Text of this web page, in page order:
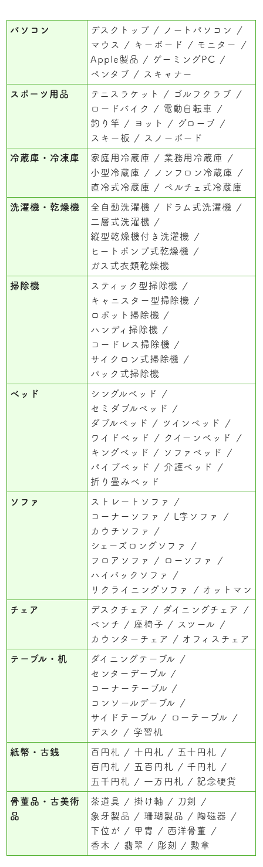
パソコン デスクトップ
ノートパソコン
マウス
キーボード
モニター
Apple製品
ゲーミングPC
ペンタブ
スキャナー
スポーツ用品 テニスラケット
ゴルフクラブ
ロードバイク
電動自転車
釣り竿
ヨット
グローブ
スキー板
スノーボード
冷蔵庫・冷凍庫 家庭用冷蔵庫
業務用冷蔵庫
小型冷蔵庫
ノンフロン冷蔵庫
直冷式冷蔵庫
ペルチェ式冷蔵庫
洗濯機・乾燥機 全自動洗濯機
ドラム式洗濯機
二層式洗濯機
縦型乾燥機付き洗濯機
ヒートポンプ式乾燥機
ガス式衣類乾燥機
掃除機
スティック型掃除機
キャニスター型掃除機
ロボット掃除機
ハンディ掃除機
コードレス掃除機
サイクロン式掃除機
パック式掃除機
ベッド
シングルベッド
セミダブルベッド
ダブルベッド
ツインベッド
ワイドベッド
クイーンベッド
キングベッド
ソファベッド
パイプベッド
介護ベッド
折り畳みベッド
ソファ
ストレートソファ
コーナーソファ
L字ソファ
カウチソファ
シェーズロングソファ
フロアソファ
ローソファ
ハイバックソファ
リクライニングソファ
オットマン
チェア デスクチェア
ダイニングチェア
ベンチ
座椅子
スツール
カウンターチェア
オフィスチェア
テーブル・机
ダイニングテーブル
センターデーブル
コーナーテーブル
コンソールデーブル
サイドテーブル
ローテーブル
デスク
学習机
紙幣・古銭 百円札 十円札
五十円札
百円札
五百円札
千円札
五千円札
一万円札 記念硬貨
骨董品・古美術
品
茶道具 掛け軸
刀剣
象牙製品
珊瑚製品
陶磁器
下位が
甲冑
西洋骨董
香木
翡翠 彫刻 勲章